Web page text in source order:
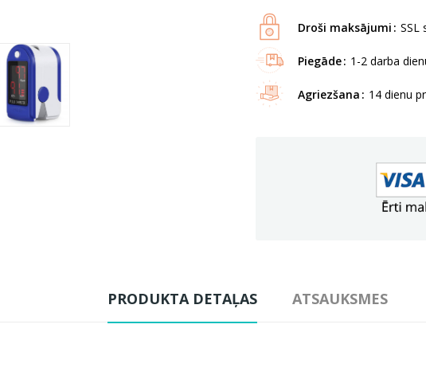
Droši maksājumi SSL
Piegāde 1-2 darba
Agriezšana 14 dienu
PRODUKTA DETAĻAS ATSAUKSMES